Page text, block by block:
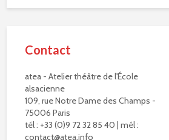
Murielle R.
Bravo à eux. Bravo à vous !
Virginie Delisle
Bravo à toute l'équipe de
L'ATEA.
Un choix exigeant.
Contact
atea - Atelier théâtre de l'École
alsacienne
109, rue Notre Dame des Champs -
75006 Paris
tél : +33 (0)9 72 32 85 40 | mél :
contact@atea.info